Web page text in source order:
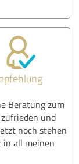
Beratung zum
und
noch stehen
in all meinen